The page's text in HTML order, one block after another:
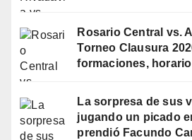
Rosario Central vs.
Torneo Clausura
formaciones,
La sorpresa de sus
jugando un picado
prendió Facundo